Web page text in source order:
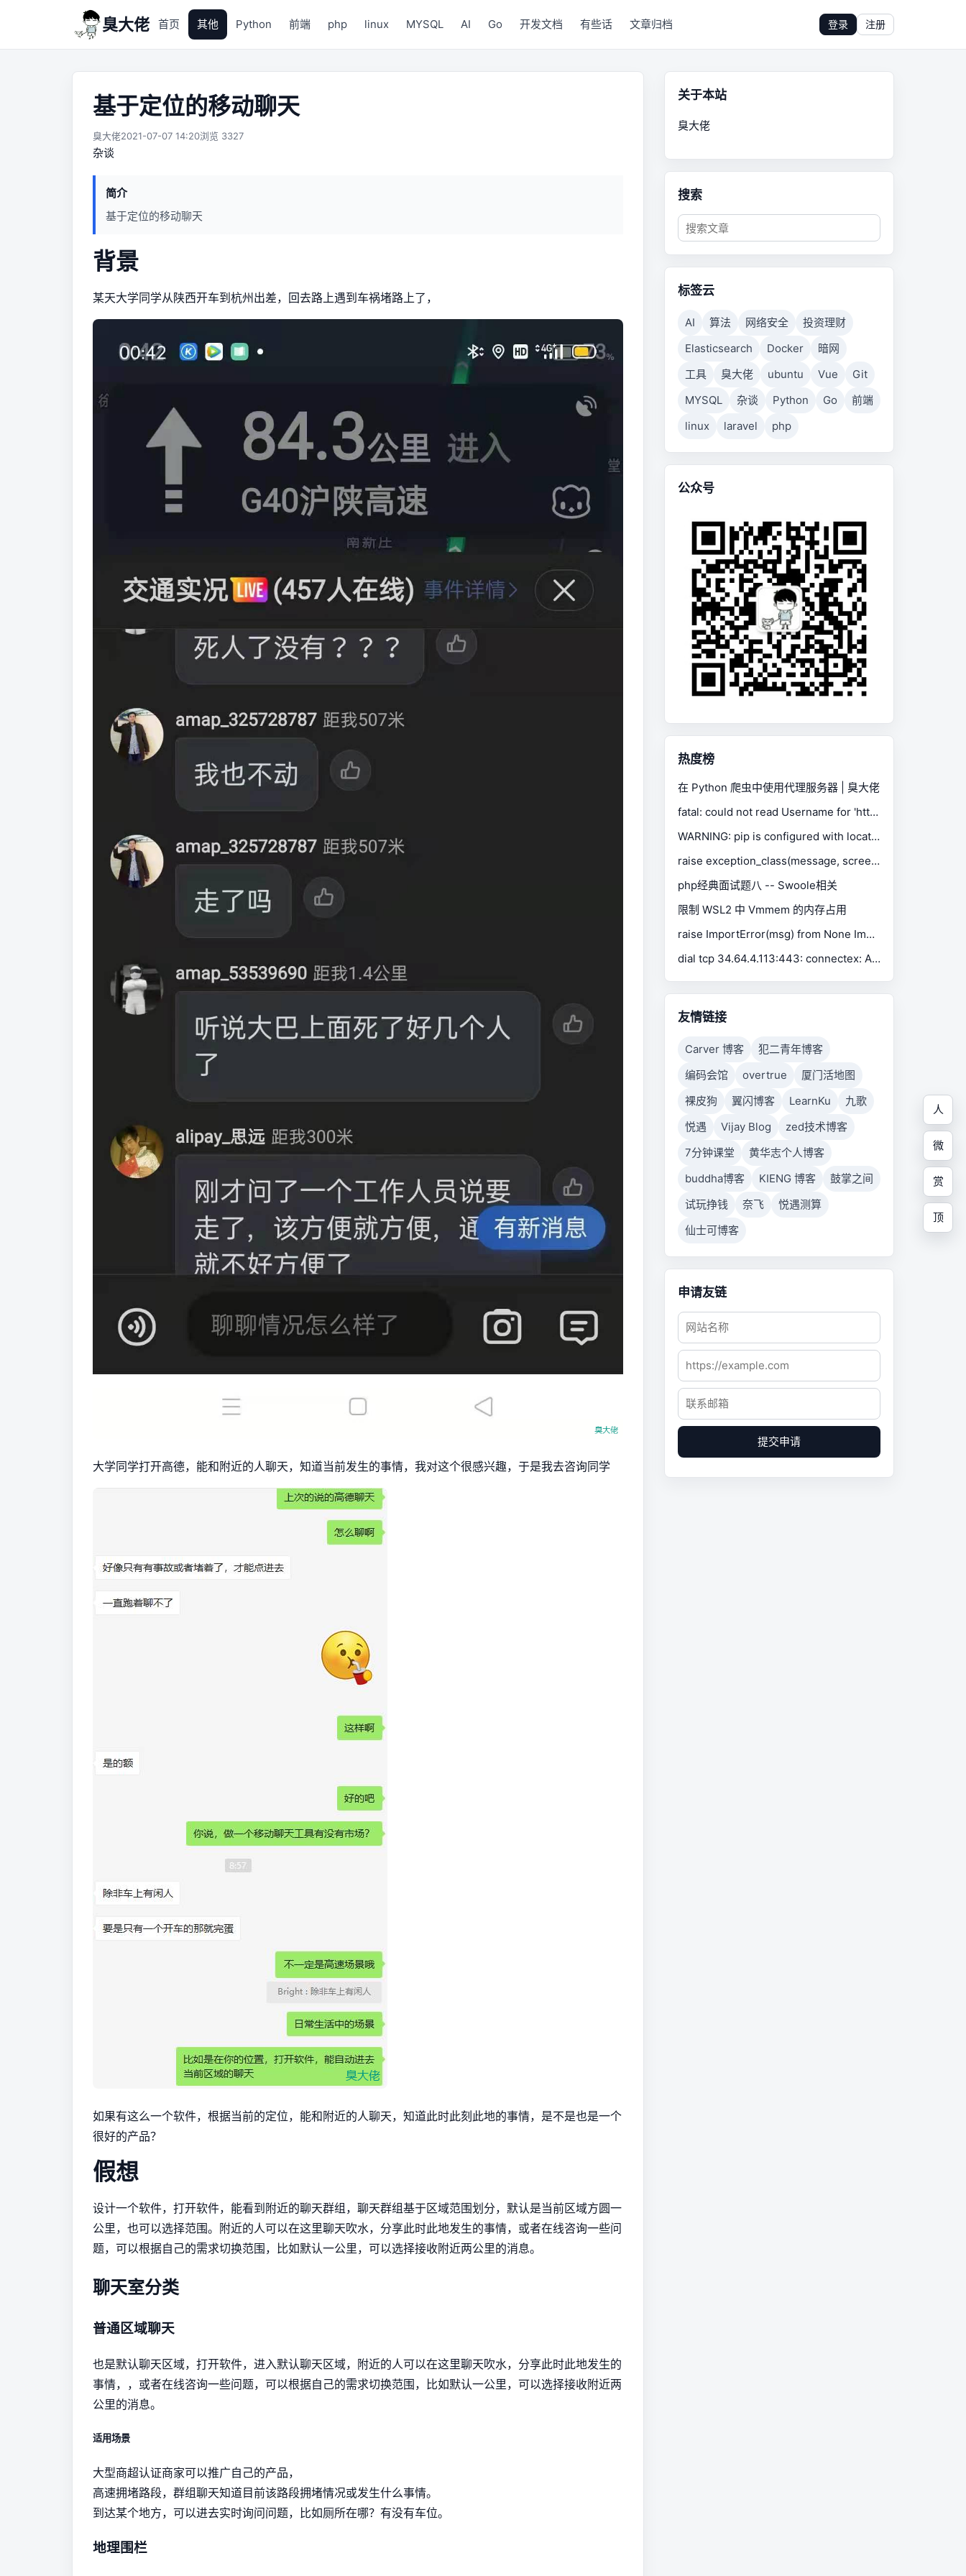
臭大佬 首页 其他 Python 前端 php linux MYSQL AI Go 开发文档 有些话 文章归档 登录 注册
基于定位的移动聊天
臭大佬2021-07-07 14:20浏览 3327
杂谈
简介
基于定位的移动聊天
背景
某天大学同学从陕西开车到杭州出差，回去路上遇到车祸堵路上了，
大学同学打开高德，能和附近的人聊天，知道当前发生的事情，我对这个很感兴趣，于是我去咨询同学
如果有这么一个软件，根据当前的定位，能和附近的人聊天，知道此时此刻此地的事情，是不是也是一个
很好的产品？
假想
设计一个软件，打开软件，能看到附近的聊天群组，聊天群组基于区域范围划分，默认是当前区域方圆一
公里，也可以选择范围。附近的人可以在这里聊天吹水，分享此时此地发生的事情，或者在线咨询一些问
题，可以根据自己的需求切换范围，比如默认一公里，可以选择接收附近两公里的消息。
聊天室分类
普通区域聊天
也是默认聊天区域，打开软件，进入默认聊天区域，附近的人可以在这里聊天吹水，分享此时此地发生的
事情，，或者在线咨询一些问题，可以根据自己的需求切换范围，比如默认一公里，可以选择接收附近两
公里的消息。
适用场景
大型商超认证商家可以推广自己的产品，
高速拥堵路段，群组聊天知道目前该路段拥堵情况或发生什么事情。
到达某个地方，可以进去实时询问问题，比如厕所在哪？有没有车位。
地理围栏
关于本站
臭大佬
搜索
标签云
AI 算法 网络安全
投资理财
Elasticsearch
Docker
暗网
工具
臭大佬 ubuntu Vue
Git
MYSQL
杂谈 Python Go
前端
linux
laravel php
公众号
热度榜
在 Python 爬虫中使用代理服务器 | 臭大佬
fatal: could not read Username for 'https://gitee.com': No such device or address
WARNING: pip is configured with locations that require TLS/SSL, however the ssl module in Python is not available.
raise exception_class(message, screen, stacktrace) selenium.common.exceptions.SessionNotCreatedException
php经典面试题八 -- Swoole相关
限制 WSL2 中 Vmmem 的内存占用
raise ImportError(msg) from None ImportError: Missing optional dependency 'xlrd'. Install xlrd >= 1.0.0 for Excel support Use pip or conda to install xlrd.
dial tcp 34.64.4.113:443: connectex: A connection attempt failed because the connected party did not properly respond after a period of time, or established connection failed because connected host has failed to respond.
友情链接
Carver 博客
犯二青年博客
编码会馆
overtrue
厦门活地图
裸皮狗
翼闪博客 LearnKu
九歌
悦遇
Vijay Blog
zed技术博客
7分钟课堂
黄华志个人博客
buddha博客
KIENG 博客
鼓掌之间
试玩挣钱
奈飞
悦遇测算
仙士可博客
申请友链
提交申请
人
微
赏
顶